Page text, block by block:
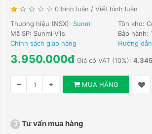
0 bình luận / Viết bình luận
Thương hiệu (NSX): Sunmi
Mã SP: Sunmi V1s
Chính sách giao hàng
Tồn kho:
Bảo hành:
Hướng
3.950.000đ Giá có VAT (10%):
MUA HÀNG
Tư vấn mua hàng